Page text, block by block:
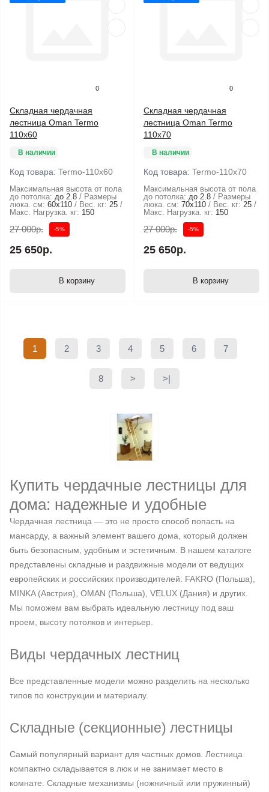
0
Складная чердачная
лестница Oman Termo
110x60
В наличии
Код товара: Termo-110х60
Максимальная высота от пола
до потолка: до 2.8
Размеры
люка. см: 60x110 Вес. кг: 25
Макс. Нагрузка. кг: 150
27 000р. -5%
25 650р.
В корзину
0
Складная чердачная
лестница Oman Termo
110x70
В наличии
Код товара: Termo-110х70
Максимальная высота от пола
до потолка: до 2.8
Размеры
люка. см: 70x110 Вес. кг: 25
Макс. Нагрузка. кг: 150
27 000р. -5%
25 650р.
В корзину
1 2 3 4 5 6 7
8 > >|
Купить чердачные лестницы для
дома: надежные и удобные
Чердачная лестница — это не просто способ попасть на
мансарду, а важный элемент вашего дома, который должен
быть безопасным, удобным и эстетичным. В нашем каталоге
представлены складные и раздвижные модели от ведущих
европейских и российских производителей: FAKRO (Польша),
MINKA (Австрия), OMAN (Польша), VELUX (Дания) и других.
Мы поможем вам выбрать идеальную лестницу под ваш
проем, высоту потолков и интерьер.
Виды чердачных лестниц
Все представленные модели можно разделить на несколько
типов по конструкции и материалу.
Складные (секционные) лестницы
Самый популярный вариант для частных домов. Лестница
компактно складывается в люк и не занимает место в
комнате. Складные механизмы (ножничный или пружинный)